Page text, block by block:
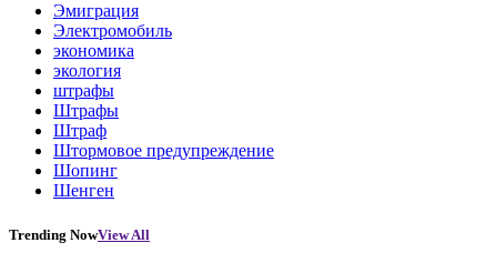
Эмиграция
Электромобиль
экономика
экология
штрафы
Штрафы
Штраф
Штормовое предупреждение
Шопинг
Шенген
Trending NowView All